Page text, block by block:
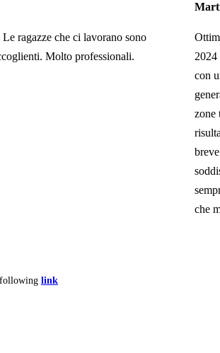
ragazze che ci lavorano sono
Molto professionali.
2024
con
zone
che
link